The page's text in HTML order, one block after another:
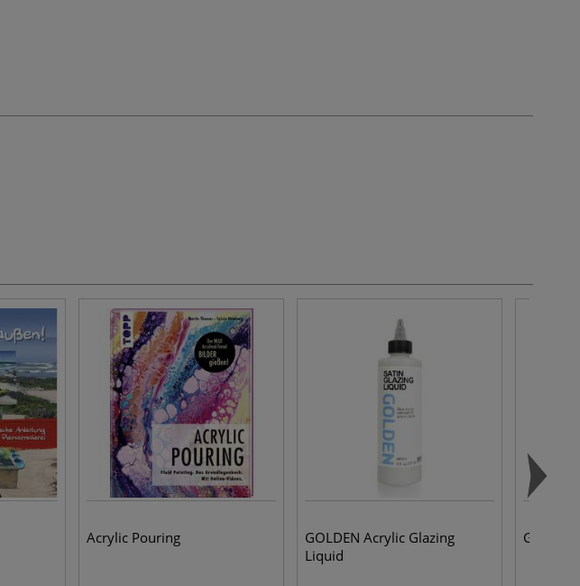
Acrylic Pouring
GOLDEN Acrylic Glazing
Liquid